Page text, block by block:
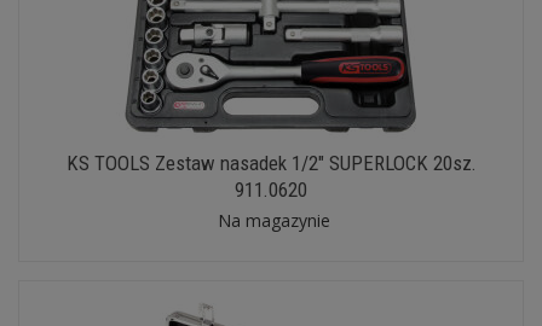
KS TOOLS Zestaw nasadek 1/2" SUPERLOCK 20sz.
911.0620
Na magazynie